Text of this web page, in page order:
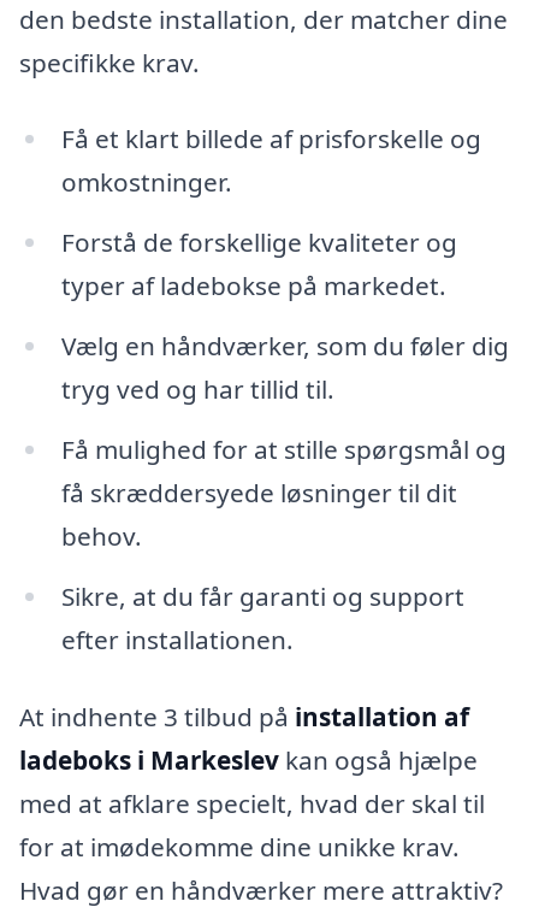
den bedste installation, der matcher dine
specifikke krav.
Få et klart billede af prisforskelle og
omkostninger.
Forstå de forskellige kvaliteter og
typer af ladebokse på markedet.
Vælg en håndværker, som du føler dig
tryg ved og har tillid til.
Få mulighed for at stille spørgsmål og
få skræddersyede løsninger til dit
behov.
Sikre, at du får garanti og support
efter installationen.
At indhente 3 tilbud på installation af
ladeboks i Markeslev kan også hjælpe
med at afklare specielt, hvad der skal til
for at imødekomme dine unikke krav.
Hvad gør en håndværker mere attraktiv?